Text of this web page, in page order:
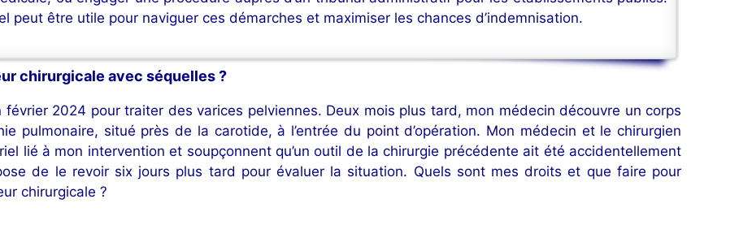
peut être utile pour naviguer ces démarches et maximiser les chances d’indemnisation.
chirurgicale avec séquelles ?
février 2024 pour traiter des varices pelviennes. Deux mois plus tard, mon médecin découvre un corps
pulmonaire, situé près de la carotide, à l’entrée du point d’opération. Mon médecin et le chirurgien
lié à mon intervention et soupçonnent qu’un outil de la chirurgie précédente ait été accidentellement
de le revoir six jours plus tard pour évaluer la situation. Quels sont mes droits et que faire pour
chirurgicale ?